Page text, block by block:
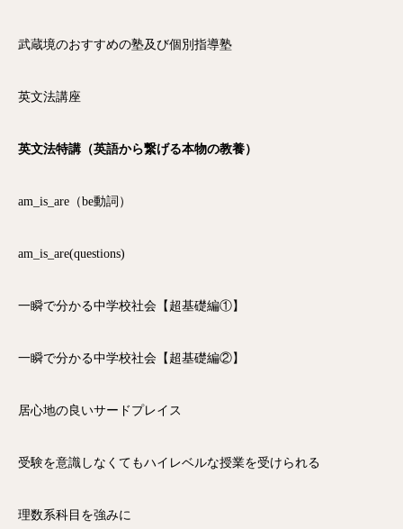
武蔵境のおすすめの塾及び個別指導塾
英文法講座
英文法特講（英語から繋げる本物の教養）
am_is_are（be動詞）
am_is_are(questions)
一瞬で分かる中学校社会【超基礎編①】
一瞬で分かる中学校社会【超基礎編②】
居心地の良いサードプレイス
受験を意識しなくてもハイレベルな授業を受けられる
理数系科目を強みに